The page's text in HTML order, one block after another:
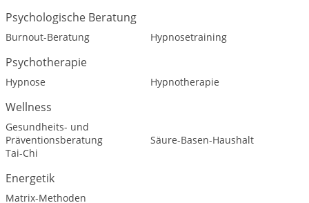
Psychologische Beratung
Burnout-Beratung Hypnosetraining
Psychotherapie
Hypnose Hypnotherapie
Wellness
Gesundheits- und
Präventionsberatung
Säure-Basen-Haushalt
Tai-Chi
Energetik
Matrix-Methoden